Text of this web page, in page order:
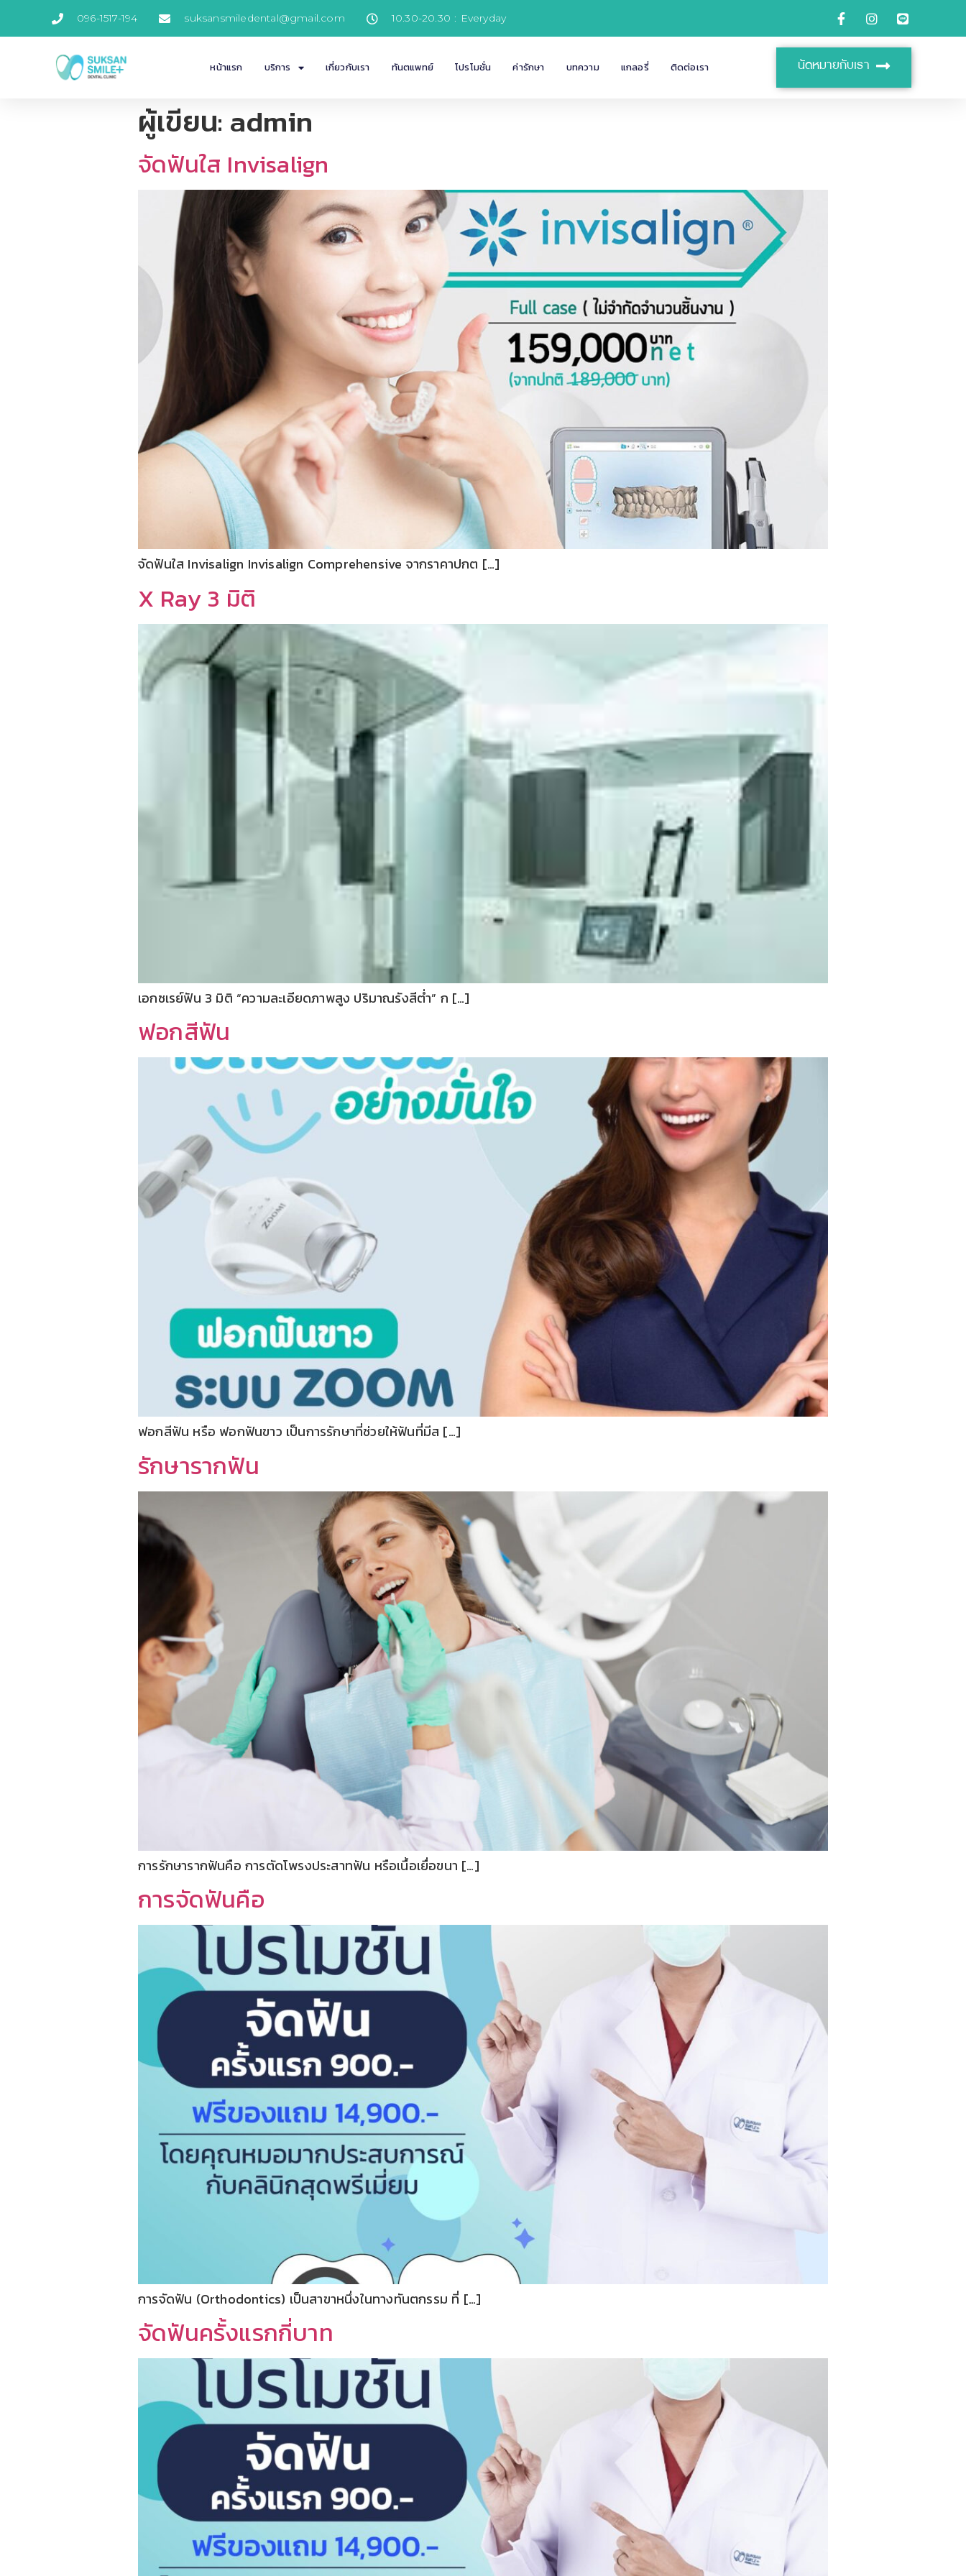
096-1517-194 suksansmiledental@gmail.com 10.30-20.30 : Everyday
หน้าแรก บริการ เกี่ยวกับเรา ทันตแพทย์ โปรโมชั่น ค่ารักษา บทความ แกลอรี่ ติดต่อเรา นัดหมายกับเรา
ผู้เขียน: admin
จัดฟันใส Invisalign
จัดฟันใส Invisalign Invisalign Comprehensive จากราคาปกต […]
X Ray 3 มิติ
เอกซเรย์ฟัน 3 มิติ “ความละเอียดภาพสูง ปริมาณรังสีต่ำ” ก […]
ฟอกสีฟัน
ฟอกสีฟัน หรือ ฟอกฟันขาว เป็นการรักษาที่ช่วยให้ฟันที่มีส […]
รักษารากฟัน
การรักษารากฟันคือ การตัดโพรงประสาทฟัน หรือเนื้อเยื่อขนา […]
การจัดฟันคือ
การจัดฟัน (Orthodontics) เป็นสาขาหนึ่งในทางทันตกรรม ที่ […]
จัดฟันครั้งแรกกี่บาท